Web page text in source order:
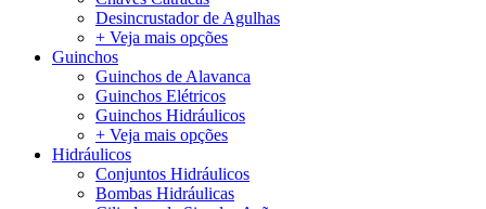
Desincrustador de Agulhas
+ Veja mais opções
Guinchos
Guinchos de Alavanca
Guinchos Elétricos
Guinchos Hidráulicos
+ Veja mais opções
Hidráulicos
Conjuntos Hidráulicos
Bombas Hidráulicas